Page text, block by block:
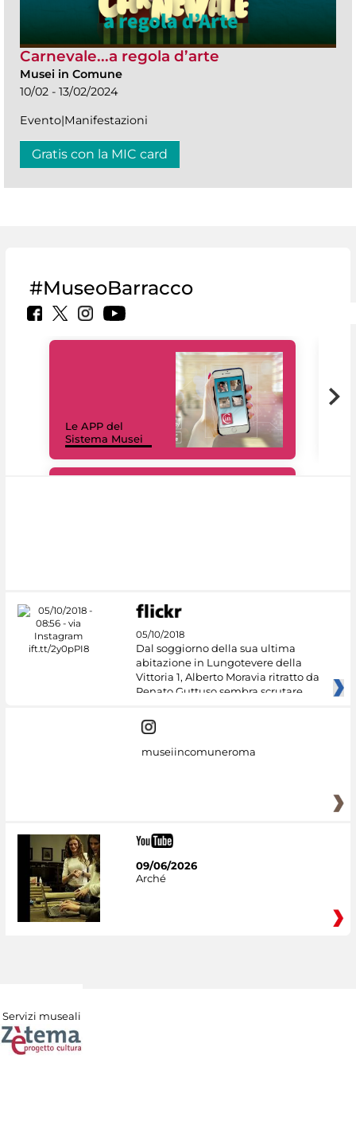
Carnevale...a regola d’arte
Musei in Comune
10/02 - 13/02/2024
Evento|Manifestazioni
Gratis con la MIC card
#MuseoBarracco
Le APP del
Sistema Musei
05/10/2018
Dal soggiorno della sua ultima
abitazione in Lungotevere della
Vittoria 1, Alberto Moravia ritratto da
Renato Guttuso sembra scrutare
museiincomuneroma
09/06/2026
Arché
Servizi museali